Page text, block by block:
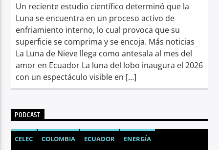
Un reciente estudio científico determinó que la
Luna se encuentra en un proceso activo de
enfriamiento interno, lo cual provoca que su
superficie se comprima y se encoja. Más noticias
La Luna de Nieve llega como antesala al mes del
amor en Ecuador La luna del lobo inaugura el 2026
con un espectáculo visible en […]
PODCAST
CELEC COLOMBIA ECUADOR
ENERGÍA